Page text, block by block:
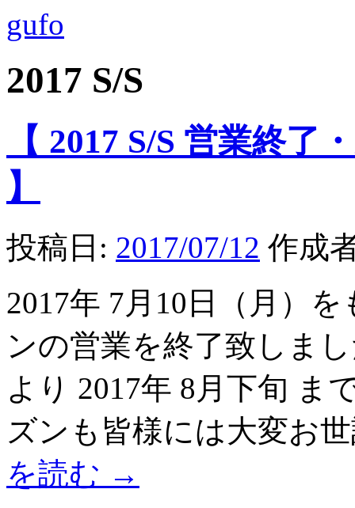
gufo
2017 S/S
【 2017 S/S 営業終了
】
投稿日: 2017/07/12 作成
2017年 7月10日（月）
ンの営業を終了致しま
より 2017年 8月下旬 ま
ズンも皆様には大変お
を読む →